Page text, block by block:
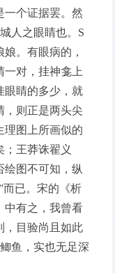
一个证据罢。然
人之眼睛也。S
。有眼病的，
一对，挂神龛上
眼睛的多少，就
，则正是两头尖
理图上所画似的
；王莽诛翟义
绘图不可知，纵
而已。宋的《析
中有之，我曾看
，目验尚且如此
鱼，实也无足深